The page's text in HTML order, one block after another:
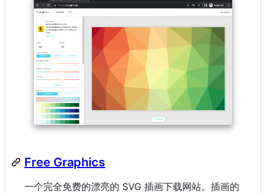
Free Graphics
一个完全免费的漂亮的 SVG 插画下载网站。插画的